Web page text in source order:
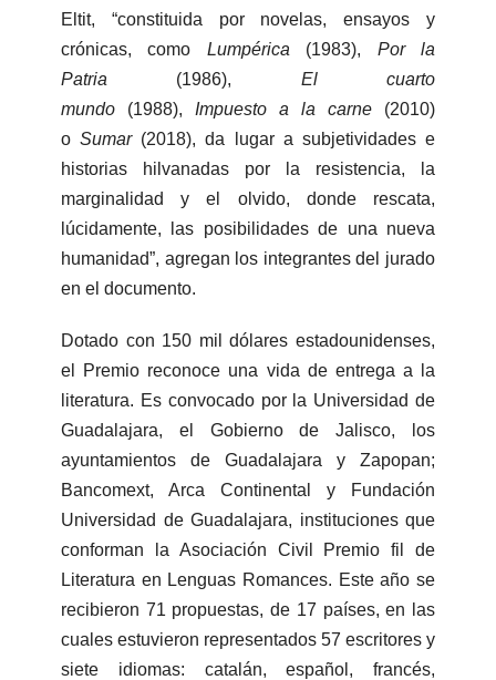
Eltit, “constituida por novelas, ensayos y
crónicas, como Lumpérica (1983), Por la
Patria (1986), El cuarto
mundo (1988), Impuesto a la carne (2010)
oSumar(2018), da lugar a subjetividades e
historias hilvanadas por la resistencia, la
marginalidad y el olvido, donde rescata,
lúcidamente, las posibilidades de una nueva
humanidad”, agregan los integrantes del jurado
en el documento.
Dotado con 150 mil dólares estadounidenses,
el Premio reconoce una vida de entrega a la
literatura. Es convocado por la Universidad de
Guadalajara, el Gobierno de Jalisco, los
ayuntamientos de Guadalajara y Zapopan;
Bancomext, Arca Continental y Fundación
Universidad de Guadalajara, instituciones que
conforman la Asociación Civil Premio fil de
Literatura en Lenguas Romances. Este año se
recibieron 71 propuestas, de 17 países, en las
cuales estuvieron representados 57 escritores y
siete idiomas: catalán, español, francés,